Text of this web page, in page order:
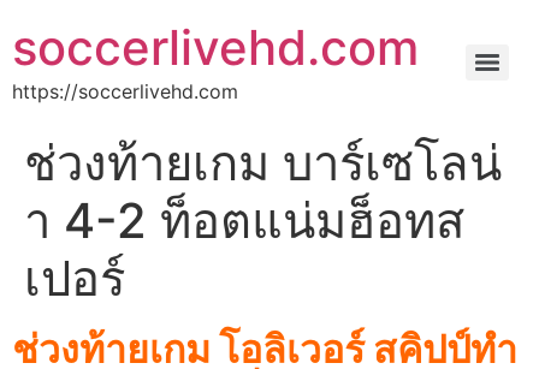
soccerlivehd.com
https://soccerlivehd.com
ช่วงท้ายเกม บาร์เซโลน่
า 4-2 ท็อตแน่มฮ็อทส
เปอร์
ช่วงท้ายเกม โอลิเวอร์ สคิปป์ทํา